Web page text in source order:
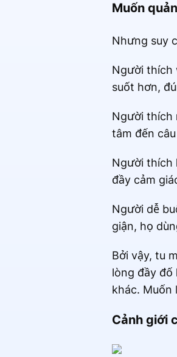
Muốn
Nhưng suy
Người thích
suốt hơn,
Người thích
tâm đến
Người thích
đầy cảm
Người dễ
giận, họ
Bởi vậy, tu
lòng đầy đố
khác. Muốn
Cảnh giới